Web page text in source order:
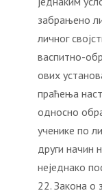
забрањено
личног
васпитно-
ових
праћења
односно
ученике по
други начин
неједнако
22. Закона о